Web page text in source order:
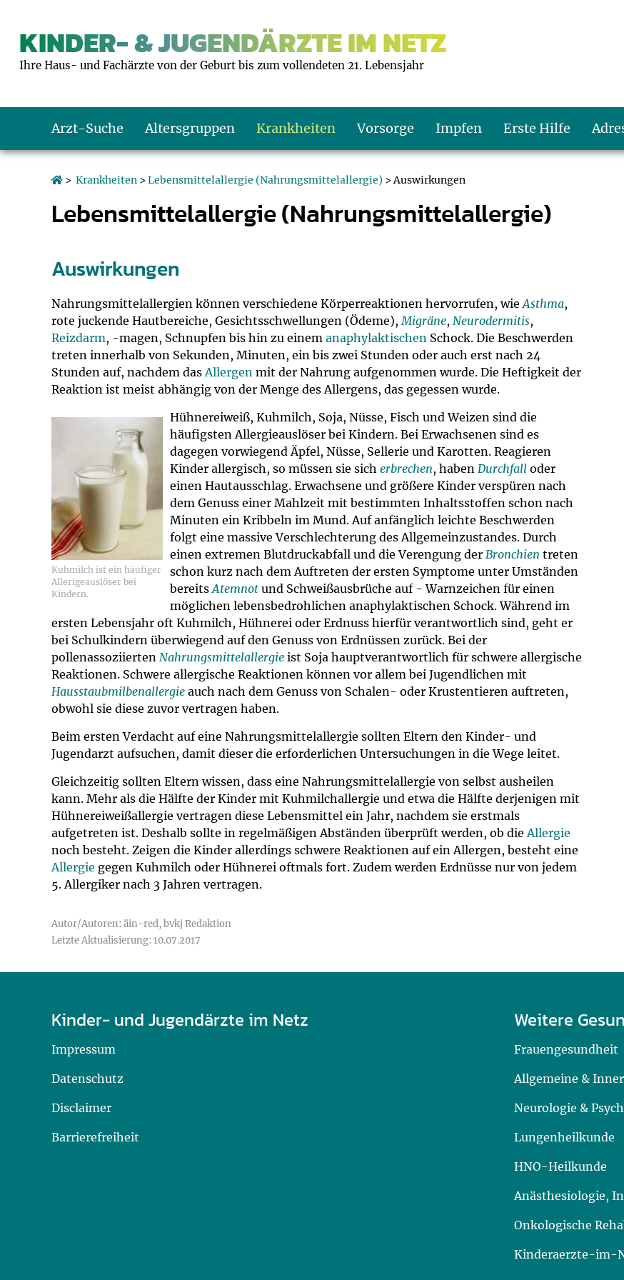
KINDER- & JUGENDÄRZTE IM NETZ
Ihre Haus- und Fachärzte von der Geburt bis zum vollendeten 21. Lebensjahr
Arzt-Suche Altersgruppen
Kleinkinder
Krankheiten Vorsorge
Kleinkind: U7 bis U9
Impfen
Impfen: Wann und wie oft?
Impfsicherheit
Häufige Fragen
Recht auf Impfung
Vorsorge- und Impferinnerung
Erste Hilfe
Giftnotruf
Notdienste
Sozialpädiatrie
Körpergrößen-Rechner
Empfehlungen zum Bildschirmmediengebrauch
Hörlexikon
Material zu den Vorsorgen
Entwicklungskalender
Broschüren und Informationsflyer
U0-Vorsorge
> Krankheiten >Lebensmittelallergie (Nahrungsmittelallergie) > Auswirkungen
Lebensmittelallergie (Nahrungsmittelallergie)
Auswirkungen
Nahrungsmittelallergien können verschiedene Körperreaktionen hervorrufen, wieAsthma,
rote juckende Hautbereiche, Gesichtsschwellungen (Ödeme),Migräne, Neurodermitis,
Reizdarm, -magen, Schnupfen bis hin zu einem anaphylaktischen Schock. Die Beschwerden
treten innerhalb von Sekunden, Minuten, ein bis zwei Stunden oder auch erst nach 24
Stunden auf, nachdem dasAllergen mit der Nahrung aufgenommen wurde. Die Heftigkeit der
Reaktion ist meist abhängig von der Menge des Allergens, das gegessen wurde.
Kuhmilch ist ein häufiger
Allerigeauslöser bei
Kindern.
Hühnereiweiß, Kuhmilch, Soja, Nüsse, Fisch und Weizen sind die
häufigsten Allergieauslöser bei Kindern. Bei Erwachsenen sind es
dagegen vorwiegend Äpfel, Nüsse, Sellerie und Karotten. Reagieren
Kinder allergisch, so müssen sie sich erbrechen, haben Durchfall oder
einen Hautausschlag. Erwachsene und größere Kinder verspüren nach
dem Genuss einer Mahlzeit mit bestimmten Inhaltsstoffen schon nach
Minuten ein Kribbeln im Mund. Auf anfänglich leichte Beschwerden
folgt eine massive Verschlechterung des Allgemeinzustandes. Durch
einen extremen Blutdruckabfall und die Verengung der Bronchien treten
schon kurz nach dem Auftreten der ersten Symptome unter Umständen
bereitsAtemnot und Schweißausbrüche auf - Warnzeichen für einen
möglichen lebensbedrohlichen anaphylaktischen Schock. Während im
ersten Lebensjahr oft Kuhmilch, Hühnerei oder Erdnuss hierfür verantwortlich sind, geht er
bei Schulkindern überwiegend auf den Genuss von Erdnüssen zurück. Bei der
pollenassoziierten Nahrungsmittelallergie ist Soja hauptverantwortlich für schwere allergische
Reaktionen. Schwere allergische Reaktionen können vor allem bei Jugendlichen mit
Hausstaubmilbenallergie auch nach dem Genuss von Schalen- oder Krustentieren auftreten,
obwohl sie diese zuvor vertragen haben.
Beim ersten Verdacht auf eine Nahrungsmittelallergie sollten Eltern den Kinder- und
Jugendarzt aufsuchen, damit dieser die erforderlichen Untersuchungen in die Wege leitet.
Gleichzeitig sollten Eltern wissen, dass eine Nahrungsmittelallergie von selbst ausheilen
kann. Mehr als die Hälfte der Kinder mit Kuhmilchallergie und etwa die Hälfte derjenigen mit
Hühnereiweißallergie vertragen diese Lebensmittel ein Jahr, nachdem sie erstmals
aufgetreten ist. Deshalb sollte in regelmäßigen Abständen überprüft werden, ob dieAllergie
noch besteht. Zeigen die Kinder allerdings schwere Reaktionen auf ein Allergen, besteht eine
Allergie gegen Kuhmilch oder Hühnerei oftmals fort. Zudem werden Erdnüsse nur von jedem
5. Allergiker nach 3 Jahren vertragen.
Autor/Autoren: äin-red, bvkj Redaktion
Letzte Aktualisierung: 10.07.2017
Kinder- und Jugendärzte im Netz
Impressum
Datenschutz
Disclaimer
Barrierefreiheit
Weitere
Frauengesundheit
Allgemeine &
Neurologie &
Lungenheilkunde
HNO-Heilkunde
Anästhesiologie,
Onkologische
Kinderaerzte-im-